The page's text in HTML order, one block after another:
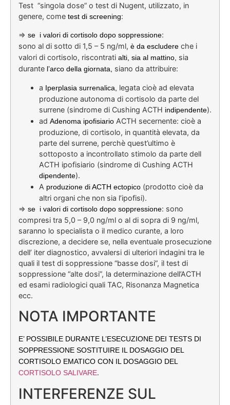
Test “singola dose” o test di Nugent, utilizzato, in
genere, come test di screening:
=> se i valori di cortisolo dopo soppressione:
sono al di sotto di 1,5 – 5 ng/ml, è da escludere che i
valori di cortisolo, riscontrati alti, sia al mattino, sia
durante l’arco della giornata, siano da attribuire:
a Iperplasia surrenalica,
legata cioè ad elevata
produzione autonoma di cortisolo da parte del
surrene (sindrome di Cushing ACTH indipendente).
ad Adenoma ipofisiario ACTH secernente: cioè a
produzione, di cortisolo, in quantità elevata, da
parte del surrene, perchè quest’ultimo è
sottoposto a incontrollato stimolo da parte dell
ACTH ipofisiario (sindrome di Cushing ACTH
dipendente).
A produzione di ACTH ectopico (prodotto cioè da
altri organi che non sia l’ipofisi).
=> se i valori di cortisolo dopo soppressione: sono
compresi tra 5,0 – 9,0 ng/ml o al di sopra di 9 ng/ml,
saranno lo specialista o il medico curante, a loro
discrezione, a decidere se, nella eventuale prosecuzione
dell’ iter diagnostico, avvalersi di ulteriori indagini tra le
quali il test di soppressione “basse dosi”, il test di
soppressione “alte dosi”, la determinazione dell’ACTH
ed esami radiologici quali TAC, Risonanza Magnetica
ecc.
NOTA IMPORTANTE
E’ POSSIBILE DURANTE L’ESECUZIONE DEI TESTS DI
SOPPRESSIONE SOSTITUIRE IL DOSAGGIO DEL
CORTISOLO EMATICO CON IL DOSAGGIO DEL
CORTISOLO SALIVARE.
INTERFERENZE SUL